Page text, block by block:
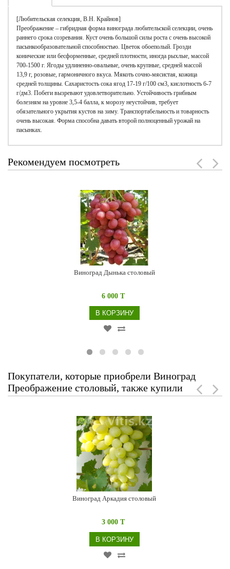
[Любительская селекция, В.Н. Крайнов]
Преображение – гибридная форма винограда любительской селекции, очень
раннего срока созревания. Куст очень большой силы роста с очень высокой
пасынкообразовательной способностью. Цветок обоеполый. Грозди
конические или бесформенные, средней плотности, иногда рыхлые, массой
700-1500 г. Ягоды удлиненно-овальные, очень крупные, средней массой
13,9 г, розовые, гармоничного вкуса. Мякоть сочно-мясистая, кожица
средней толщины. Сахаристость сока ягод 17-19 г/100 см3, кислотность 6-7
г/дм3. Побеги вызревают удовлетворительно. Устойчивость грибным
болезням на уровне 3,5-4 балла, к морозу неустойчив, требует
обязательного укрытия кустов на зиму. Транспортабельность и товарность
очень высокая. Форма способна давать второй полноценный урожай на
пасынках.
Рекомендуем посмотреть
Виноград Дынька столовый
6 000 T
В КОРЗИНУ
Покупатели, которые приобрели Виноград
Преображение столовый, также купили
Виноград Аркадия столовый
3 000 T
В КОРЗИНУ